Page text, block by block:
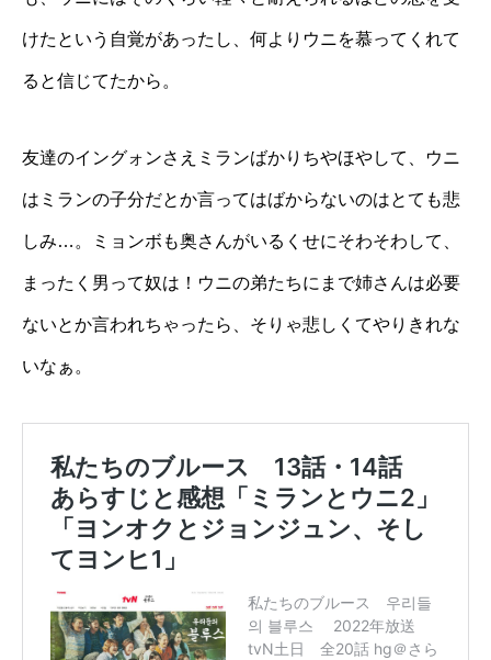
けたという自覚があったし、何よりウニを慕ってくれて
ると信じてたから。
友達のイングォンさえミランばかりちやほやして、ウニ
はミランの子分だとか言ってはばからないのはとても悲
しみ…。ミョンボも奥さんがいるくせにそわそわして、
まったく男って奴は！ウニの弟たちにまで姉さんは必要
ないとか言われちゃったら、そりゃ悲しくてやりきれな
いなぁ。